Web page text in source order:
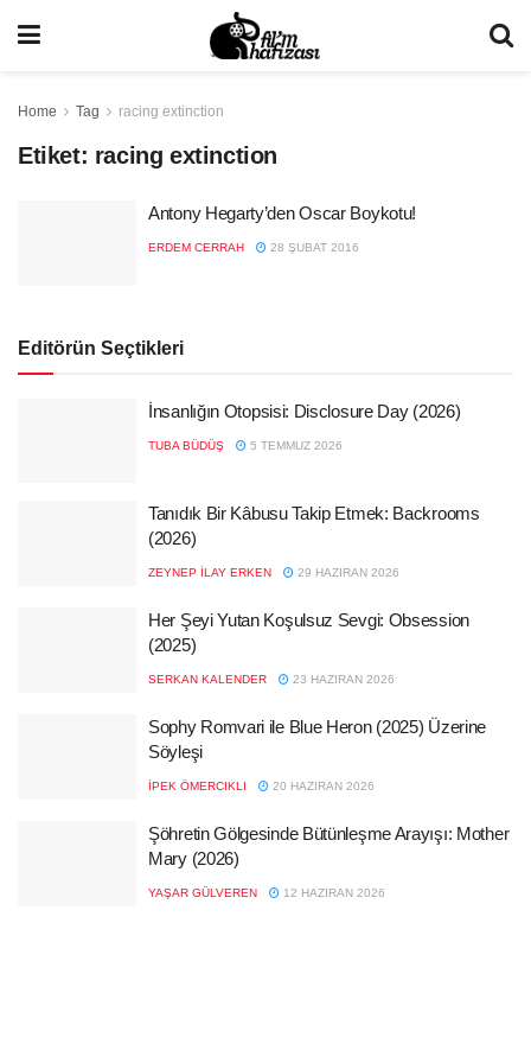
Home Tag racing extinction
Etiket: racing extinction
Antony Hegarty’den Oscar Boykotu!
ERDEM CERRAH 28 ŞUBAT 2016
Editörün Seçtikleri
İnsanlığın Otopsisi: Disclosure Day (2026)
TUBA BÜDÜŞ 5 TEMMUZ 2026
Tanıdık Bir Kâbusu Takip Etmek: Backrooms
(2026)
ZEYNEP İLAY ERKEN 29 HAZIRAN 2026
Her Şeyi Yutan Koşulsuz Sevgi: Obsession
(2025)
SERKAN KALENDER 23 HAZIRAN 2026
Sophy Romvari ile Blue Heron (2025) Üzerine
Söyleşi
İPEK ÖMERCIKLI 20 HAZIRAN 2026
Şöhretin Gölgesinde Bütünleşme Arayışı: Mother
Mary (2026)
YAŞAR GÜLVEREN 12 HAZIRAN 2026